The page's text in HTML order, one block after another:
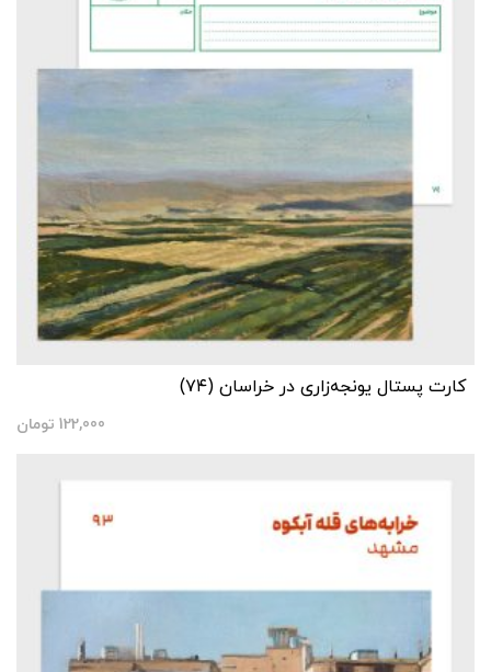
کارت پستال یونجه‌زاری در خراسان (۷۴)
122,000 تومان